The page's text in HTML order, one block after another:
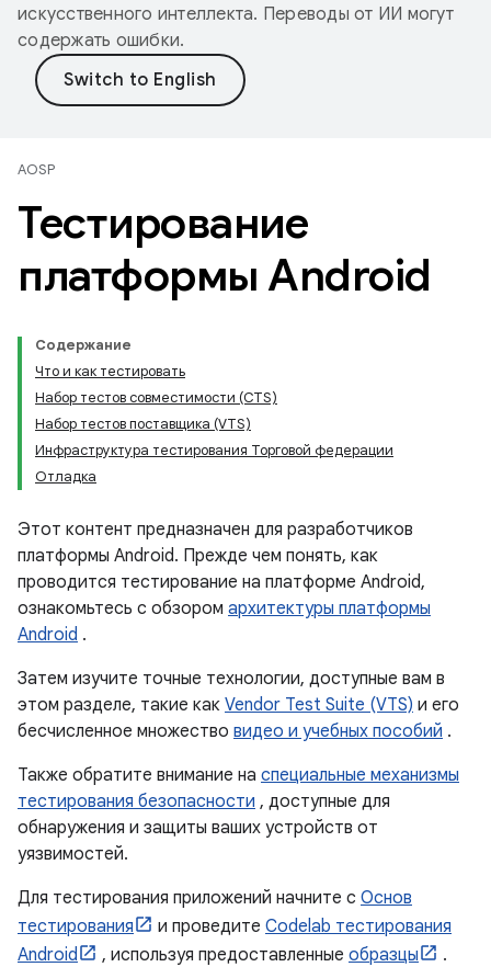
искусственного интеллекта. Переводы от ИИ могут
содержать ошибки.
AOSP
Тестирование
платформы Android
Содержание
Что и как тестировать
Набор тестов совместимости (CTS)
Набор тестов поставщика (VTS)
Инфраструктура тестирования Торговой федерации
Отладка
Этот контент предназначен для разработчиков
платформы Android. Прежде чем понять, как
проводится тестирование на платформе Android,
ознакомьтесь с обзором архитектуры платформы
Android .
Затем изучите точные технологии, доступные вам в
этом разделе, такие как Vendor Test Suite (VTS) и его
бесчисленное множество видео и учебных пособий .
Также обратите внимание на специальные механизмы
тестирования безопасности , доступные для
обнаружения и защиты ваших устройств от
уязвимостей.
Для тестирования приложений начните с Основ
тестирования
и проведите Codelab тестирования
Android
, используя предоставленные образцы
.